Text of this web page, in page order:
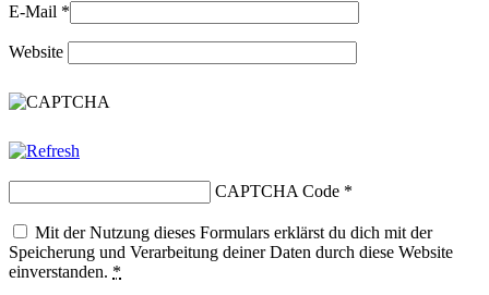
E-Mail *
Website
CAPTCHA Code *
Mit der Nutzung dieses Formulars erklärst du dich mit der
Speicherung und Verarbeitung deiner Daten durch diese Website
einverstanden. *